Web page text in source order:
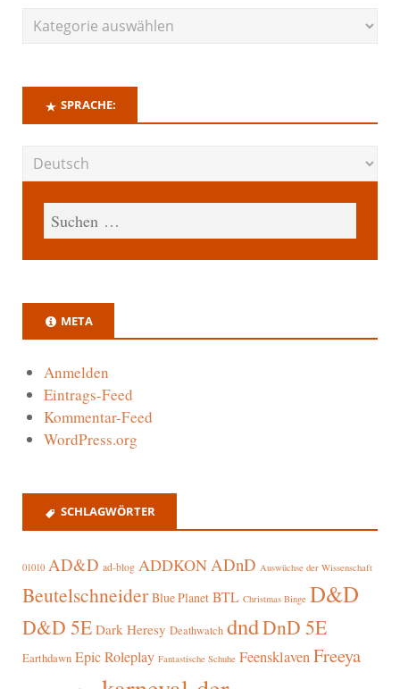
SPRACHE:
META
Anmelden
Eintrags-Feed
Kommentar-Feed
WordPress.org
SCHLAGWÖRTER
01010 AD&D ad-blog ADDKON ADnD Auswüchse der Wissenschaft
Beutelschneider Blue Planet BTL Christmas Binge D&D
D&D 5E Dark Heresy Deathwatch dndDnD 5E
Earthdawn Epic Roleplay Fantastische Schuhe FeensklavenFreeya